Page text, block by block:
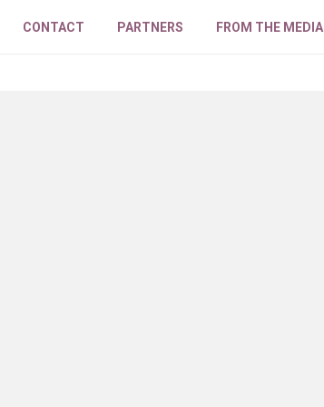
CONTACT PARTNERS FROM THE MEDIA